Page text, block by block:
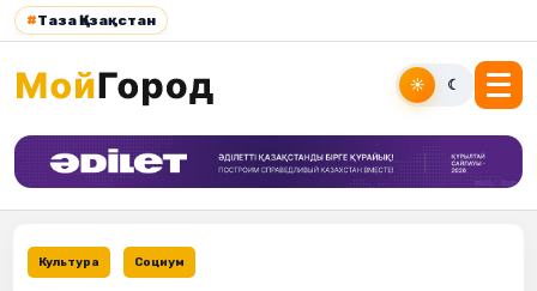
#Таза Қазақстан
☀ ☾
Культура Социум